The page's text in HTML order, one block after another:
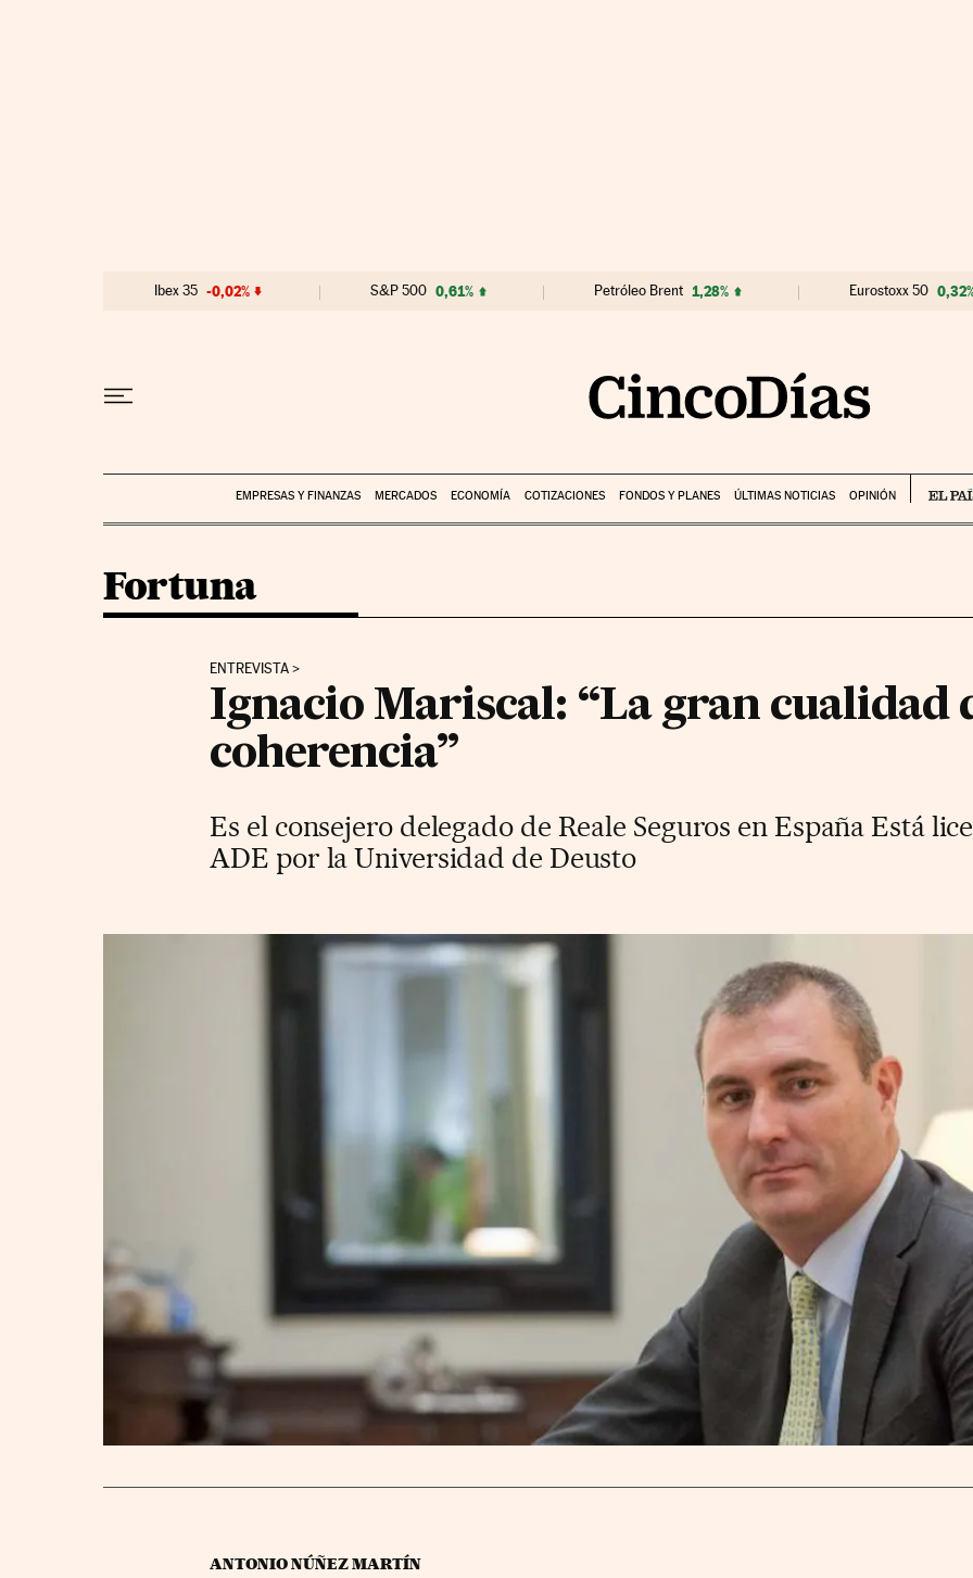
Ibex 35 -0,02% S&P 500 0,61% Petróleo Brent 1,28% Eurostoxx 50
EMPRESAS Y FINANZAS MERCADOS ECONOMÍA COTIZACIONES FONDOS Y PLANES ÚLTIMAS NOTICIAS OPINIÓN
Fortuna
ENTREVISTA
Ignacio Mariscal: “La gran cualidad
coherencia”
Es el consejero delegado de Reale Seguros en España Está
ADE por la Universidad de Deusto
ANTONIO NÚÑEZ MARTÍN